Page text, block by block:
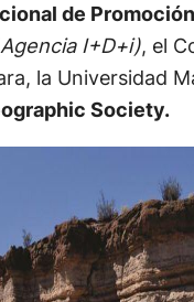
de
Agencia I+D+i), el
la Universidad
Society.